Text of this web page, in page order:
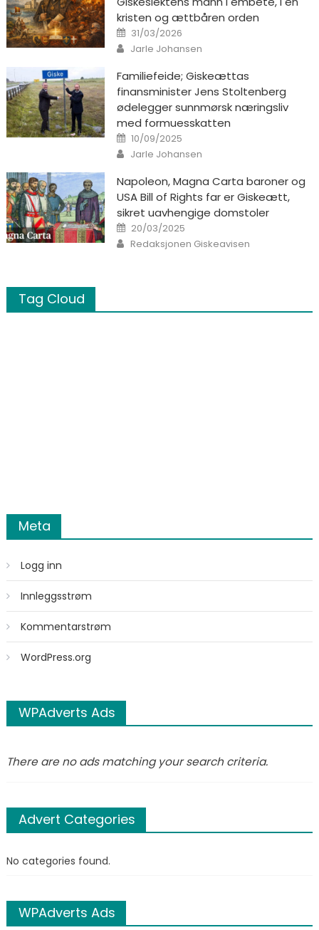
kristen og ættbåren orden
Posted on
31/03/2026
Author
Jarle Johansen
Familiefeide; Giskeættas
finansminister Jens Stoltenberg
ødelegger sunnmørsk næringsliv
med formuesskatten
Posted on
10/09/2025
Author
Jarle Johansen
Napoleon, Magna Carta baroner og
USA Bill of Rights far er Giskeætt,
sikret uavhengige domstoler
Posted on
20/03/2025
Author
Redaksjonen Giskeavisen
Tag Cloud
Meta
Logg inn
Innleggsstrøm
Kommentarstrøm
WordPress.org
WPAdverts Ads
There are no ads matching your search criteria.
Advert Categories
No categories found.
WPAdverts Ads